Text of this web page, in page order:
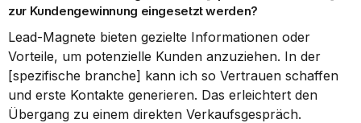
zur Kundengewinnung eingesetzt werden?
Lead-Magnete bieten gezielte Informationen oder
Vorteile, um potenzielle Kunden anzuziehen. In der
[spezifische branche] kann ich so Vertrauen schaffen
und erste Kontakte generieren. Das erleichtert den
Übergang zu einem direkten Verkaufsgespräch.